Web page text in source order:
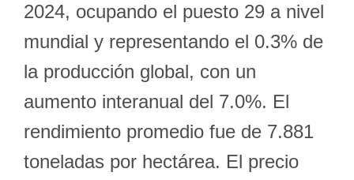
2024, ocupando el puesto 29 a nivel
mundial y representando el 0.3% de
la producción global, con un
aumento interanual del 7.0%. El
rendimiento promedio fue de 7.881
toneladas por hectárea. El precio